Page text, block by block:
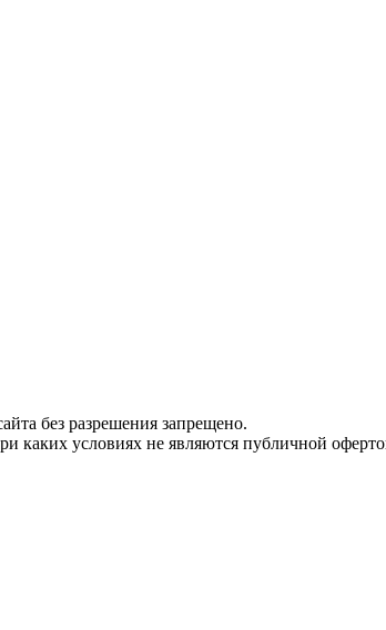
без разрешения запрещено.
каких условиях не являются публичной